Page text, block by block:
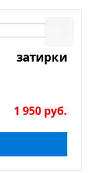
1 950 руб.